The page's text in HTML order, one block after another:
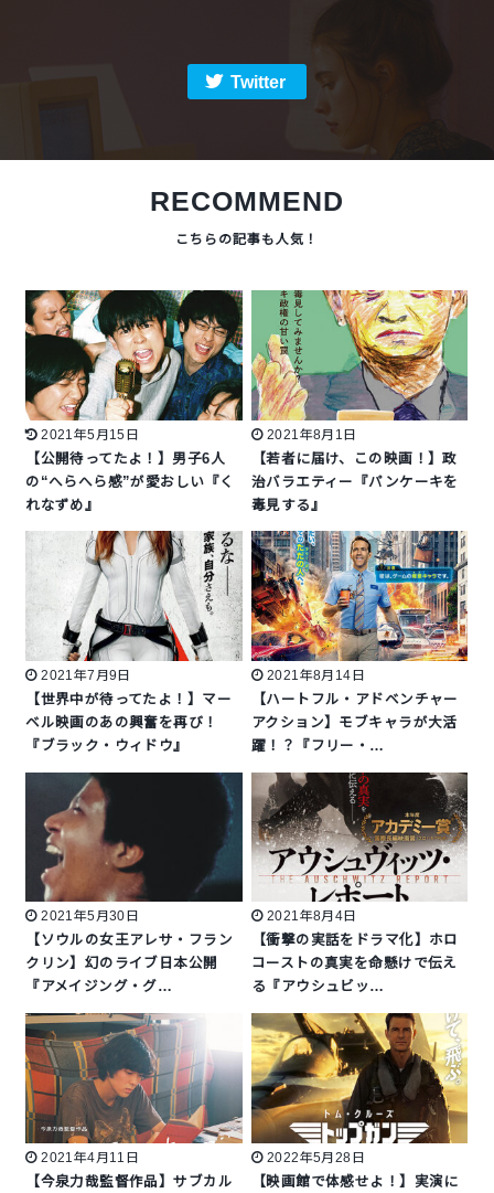
Twitter
RECOMMEND
2021年5月15日
【公開待ってたよ！】男子6人
の“へらへら感”が愛おしい『く
れなずめ』
2021年8月1日
【若者に届け、この映画！】政
治バラエティー『パンケーキを
毒見する』
2021年7月9日
【世界中が待ってたよ！】マー
ベル映画のあの興奮を再び！
『ブラック・ウィドウ』
2021年8月14日
【ハートフル・アドベンチャー
アクション】モブキャラが大活
躍！？『フリー・…
2021年5月30日
【ソウルの女王アレサ・フラン
クリン】幻のライブ日本公開
『アメイジング・グ…
2021年8月4日
【衝撃の実話をドラマ化】ホロ
コーストの真実を命懸けで伝え
る『アウシュビッ…
2021年4月11日
【今泉力哉監督作品】サブカル
2022年5月28日
【映画館で体感せよ！】実演に